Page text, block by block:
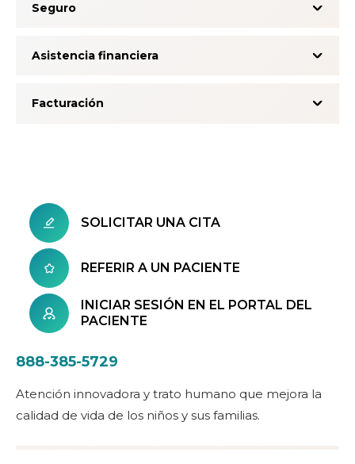
Seguro
Asistencia financiera
Facturación
SOLICITAR UNA CITA
REFERIR A UN PACIENTE
INICIAR SESIÓN EN EL PORTAL DEL
PACIENTE
888-385-5729
Atención innovadora y trato humano que mejora la
calidad de vida de los niños y sus familias.